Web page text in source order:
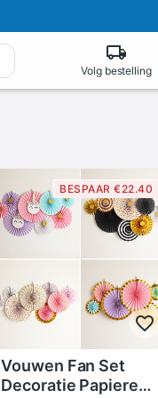
Volg bestelling
BESPAAR €22.40
Vouwen Fan Set
Decoratie Papieren